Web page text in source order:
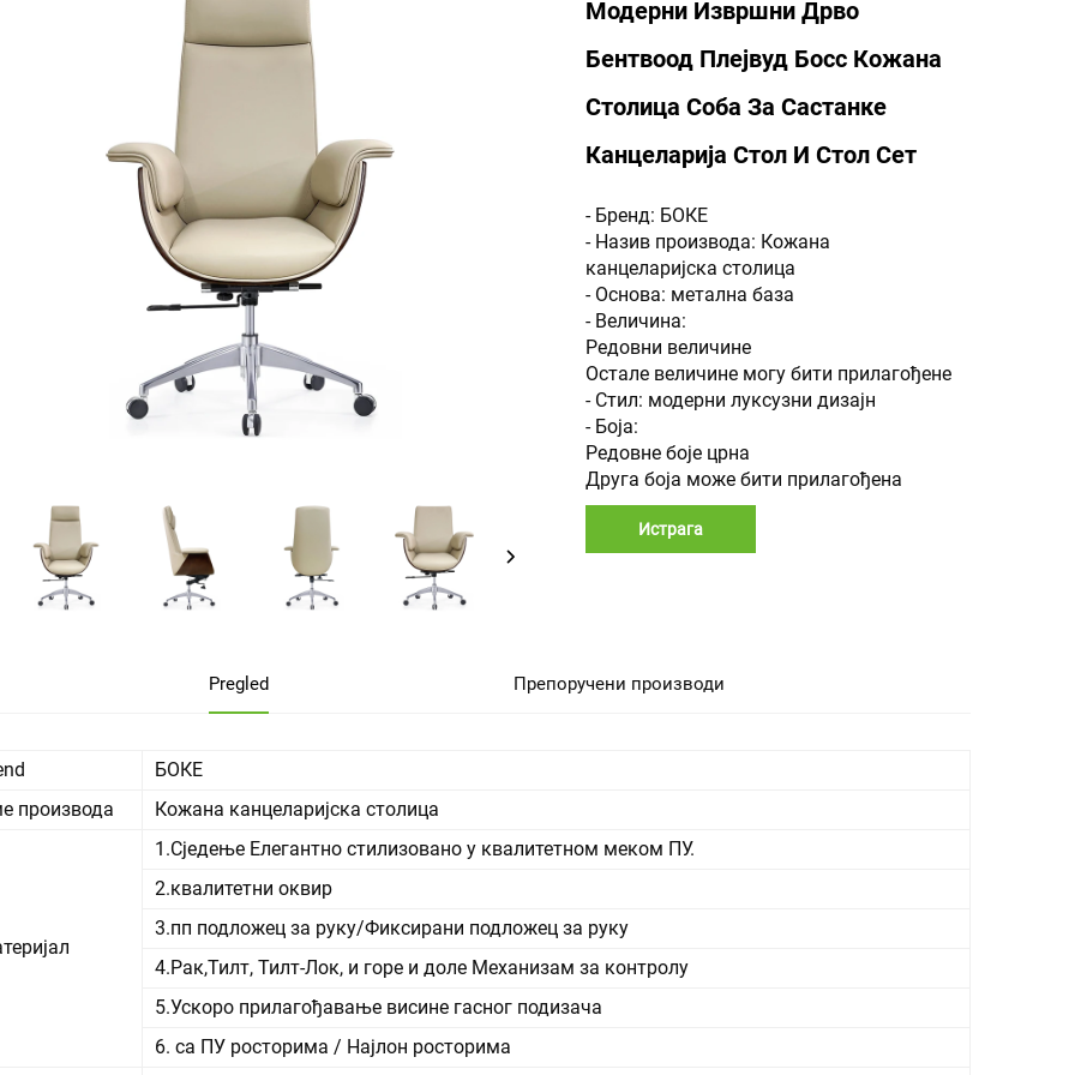
Модерни Извршни Дрво
Бентвоод Плејвуд Босс Кожана
Столица Соба За Састанке
Канцеларија Стол И Стол Сет
- Бренд: БОКЕ
- Назив производа: Кожана
канцеларијска столица
- Основа: метална база
- Величина:
Редовни величине
Остале величине могу бити прилагођене
- Стил: модерни луксузни дизајн
- Боја:
Редовне боје црна
Друга боја може бити прилагођена
Истрага
Pregled Препоручени производи
БОКЕ
производа
Кожана канцеларијска столица
1.Сједење Елегантно стилизовано у квалитетном меком ПУ.
2.квалитетни оквир
3.пп подложец за руку/Фиксирани подложец за руку
4.Рак,Тилт, Тилт-Лок, и горе и доле Механизам за контролу
5.Ускоро прилагођавање висине гасног подизача
6. са ПУ росторима / Најлон росторима